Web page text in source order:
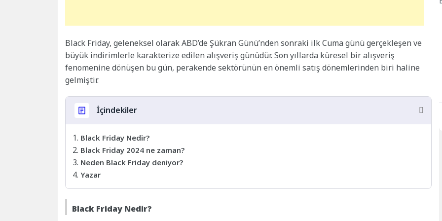
Black Friday, geleneksel olarak ABD’de Şükran Günü’nden sonraki ilk Cuma günü gerçekleşen ve
büyük indirimlerle karakterize edilen alışveriş günüdür. Son yıllarda küresel bir alışveriş
fenomenine dönüşen bu gün, perakende sektörünün en önemli satış dönemlerinden biri haline
gelmiştir.
İçindekiler
Black Friday Nedir?
Black Friday 2024 ne zaman?
Neden Black Friday deniyor?
Yazar
Black Friday Nedir?